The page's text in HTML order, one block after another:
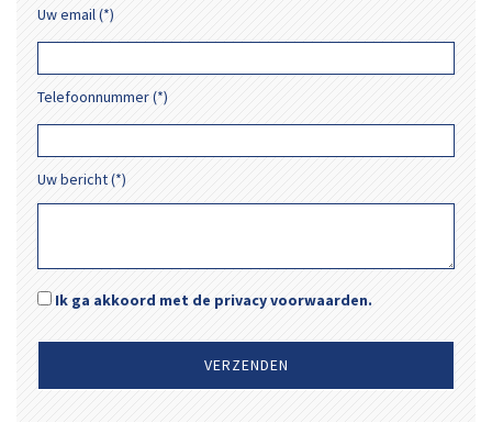
Uw email (*)
Telefoonnummer (*)
Uw bericht (*)
Ik ga akkoord met de privacy voorwaarden.